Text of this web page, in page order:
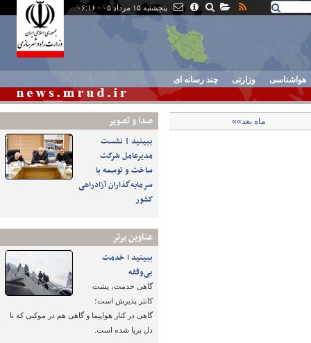
پنجشنبه ۱۵ مرداد ۰۵ - ۰۶:۱۶
هواشناسی وزارتی چند رسانه ای
صدا و تصوير
ببینید | نشست
مدیرعامل شرکت
ساخت و توسعه با
سرمایه‌گذاران آزادراهی
کشور
عناوین برتر
ببینید ا خدمت
بی‌وقفه
گاهی خدمت، پشت
کانتر پذیرش است؛
گاهی در کنار هواپیما و گاهی هم در موکبی که با
دل برپا شده است.
ماه بعد»»